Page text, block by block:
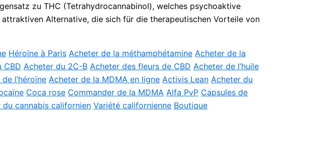
zu THC (Tetrahydrocannabinol), welches psychoaktive
Alternative, die sich für die therapeutischen Vorteile von
Héroïne à Paris Acheter de la méthamphétamine Acheter de la
CBD Acheter du 2C-B Acheter des fleurs de CBD Acheter de l’huile
l’héroïne Acheter de la MDMA en ligne Activis Lean Acheter du
Coca rose Commander de la MDMA Alfa PvP Capsules de
du cannabis californien Variété californienne Boutique